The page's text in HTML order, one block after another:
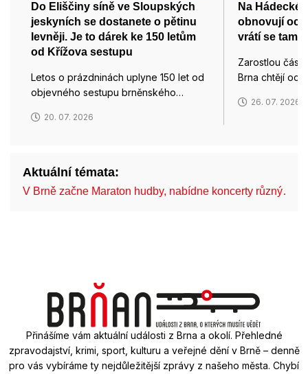
Do Eliščiny síně ve Sloupských
jeskyních se dostanete o pětinu
levněji. Je to dárek ke 150 letům
od Křížova sestupu
Letos o prázdninách uplyne 150 let od
objevného sestupu brněnského…
20. 07. 2026
Na Hádecké
obnovují
vrátí se tam i
Zarostlou část
Brna chtějí
26. 07. 2026
Aktuální témata:
V Brně začne Maraton hudby, nabídne koncerty různý…
Přinášíme vám aktuální události z Brna a okolí. Přehledné
zpravodajství, krimi, sport, kulturu a veřejné dění v Brně – denně
pro vás vybíráme ty nejdůležitější zprávy z našeho města. Chybí